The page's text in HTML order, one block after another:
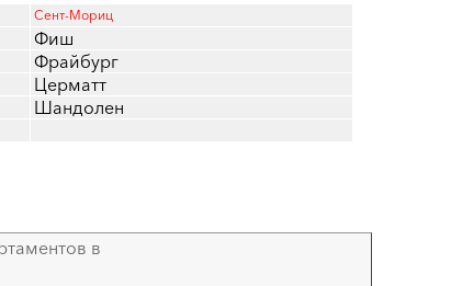
Сент-Мориц
Фиш
Фрайбург
Церматт
Шандолен
в